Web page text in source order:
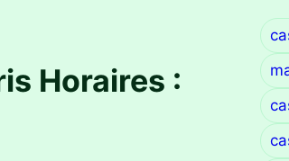
Horaires :